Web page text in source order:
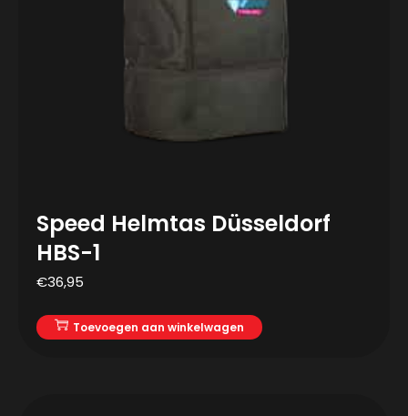
Speed Helmtas Düsseldorf
HBS-1
€36,95
Toevoegen aan winkelwagen